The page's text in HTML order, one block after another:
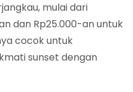
mulai dari
dan Rp25.000-an untuk
cocok untuk
sunset dengan